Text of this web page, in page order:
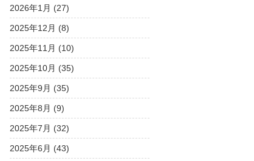
2026年1月 (27)
2025年12月 (8)
2025年11月 (10)
2025年10月 (35)
2025年9月 (35)
2025年8月 (9)
2025年7月 (32)
2025年6月 (43)